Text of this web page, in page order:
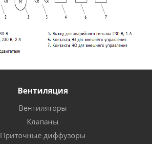
Вентиляция
Вентиляторы
Клапаны
Приточные диффузоры